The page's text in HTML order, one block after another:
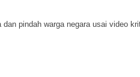
pindah warga negara usai video